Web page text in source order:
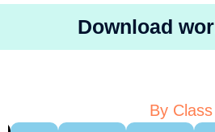
Download
By Class